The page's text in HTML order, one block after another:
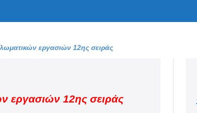
εργασιών 12ης σειράς
εργασιών 12ης σειράς